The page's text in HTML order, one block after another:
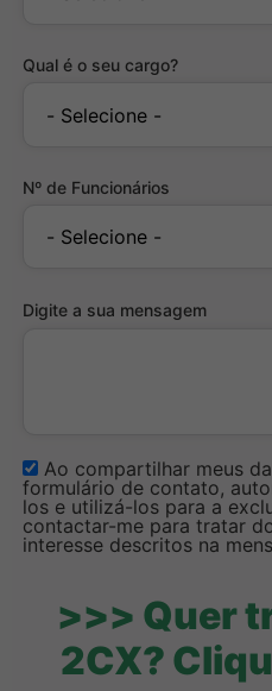
Qual é o seu cargo?
Nº de Funcionários
Digite a sua mensagem
Ao compartilhar meus
formulário de contato,
los e utilizá-los para a
contactar-me para tratar
interesse descritos na
>>> Quer
2CX?